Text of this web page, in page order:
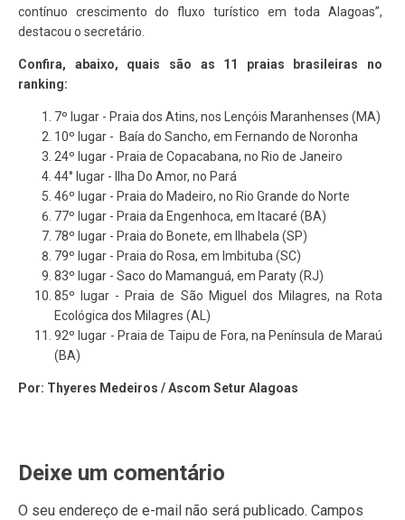
contínuo crescimento do fluxo turístico em toda Alagoas”,
destacou o secretário.
Confira, abaixo, quais são as 11 praias brasileiras no
ranking:
7º lugar - Praia dos Atins, nos Lençóis Maranhenses (MA)
10º lugar - Baía do Sancho, em Fernando de Noronha
24º lugar - Praia de Copacabana, no Rio de Janeiro
44° lugar - Ilha Do Amor, no Pará
46º lugar - Praia do Madeiro, no Rio Grande do Norte
77º lugar - Praia da Engenhoca, em Itacaré (BA)
78º lugar - Praia do Bonete, em Ilhabela (SP)
79º lugar - Praia do Rosa, em Imbituba (SC)
83º lugar - Saco do Mamanguá, em Paraty (RJ)
85º lugar - Praia de São Miguel dos Milagres, na Rota
Ecológica dos Milagres (AL)
92º lugar - Praia de Taipu de Fora, na Península de Maraú
(BA)
Por: Thyeres Medeiros / Ascom Setur Alagoas
Deixe um comentário
O seu endereço de e-mail não será publicado. Campos